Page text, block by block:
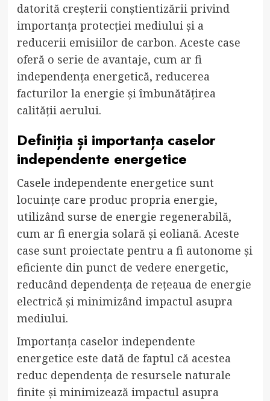
datorită creșterii conștientizării privind
importanța protecției mediului și a
reducerii emisiilor de carbon. Aceste case
oferă o serie de avantaje, cum ar fi
independența energetică, reducerea
facturilor la energie și îmbunătățirea
calității aerului.
Definiția și importanța caselor
independente energetice
Casele independente energetice sunt
locuințe care produc propria energie,
utilizând surse de energie regenerabilă,
cum ar fi energia solară și eoliană. Aceste
case sunt proiectate pentru a fi autonome și
eficiente din punct de vedere energetic,
reducând dependența de rețeaua de energie
electrică și minimizând impactul asupra
mediului.
Importanța caselor independente
energetice este dată de faptul că acestea
reduc dependența de resursele naturale
finite și minimizează impactul asupra